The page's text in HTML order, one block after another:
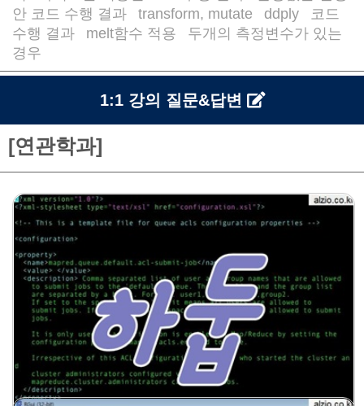
안 코드 수행 결과
transform, mutate ddply
코드
수행 결과
melt함수 적용
두개의 측정변수가 있는
경우
1:1 강의 질문&답변
[연관학과]